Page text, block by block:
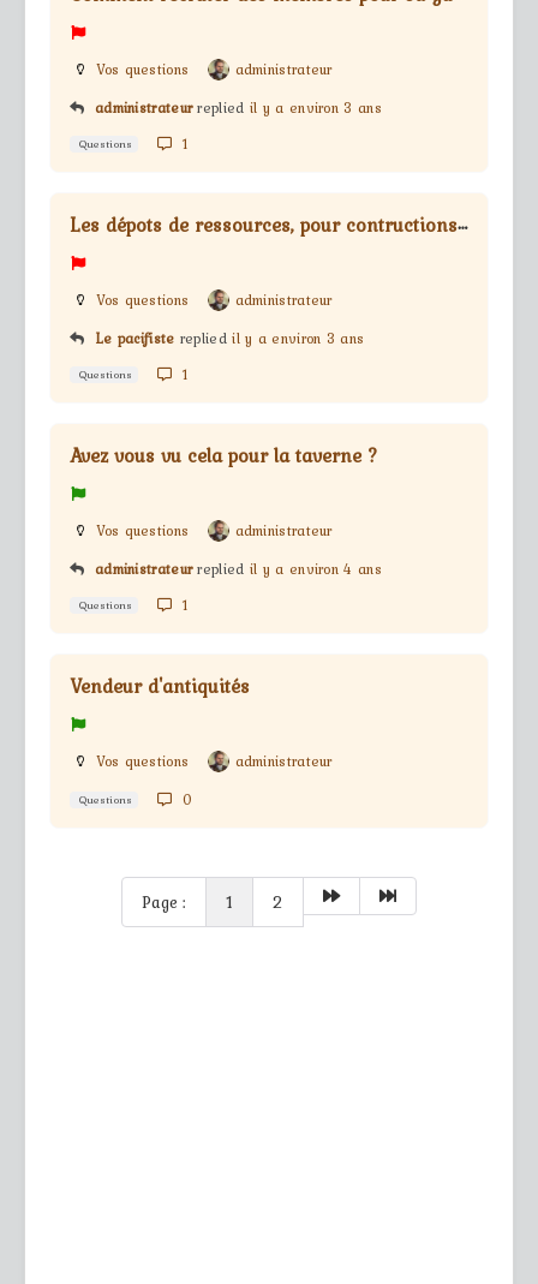
Vos questions
administrateur
administrateur replied il y a environ 3 ans
Questions 1
L
es dépots de ressources, pour contructions des bâtiments
Vos questions
administrateur
Le pacifiste repliedil y a environ 3 ans
Questions 1
Avez vous vu cela pour la taverne ?
Vos questions
administrateur
administrateur replied il y a environ 4 ans
Questions 1
Vendeur d'antiquités
Vos questions administrateur
Questions 0
Page : 1 2